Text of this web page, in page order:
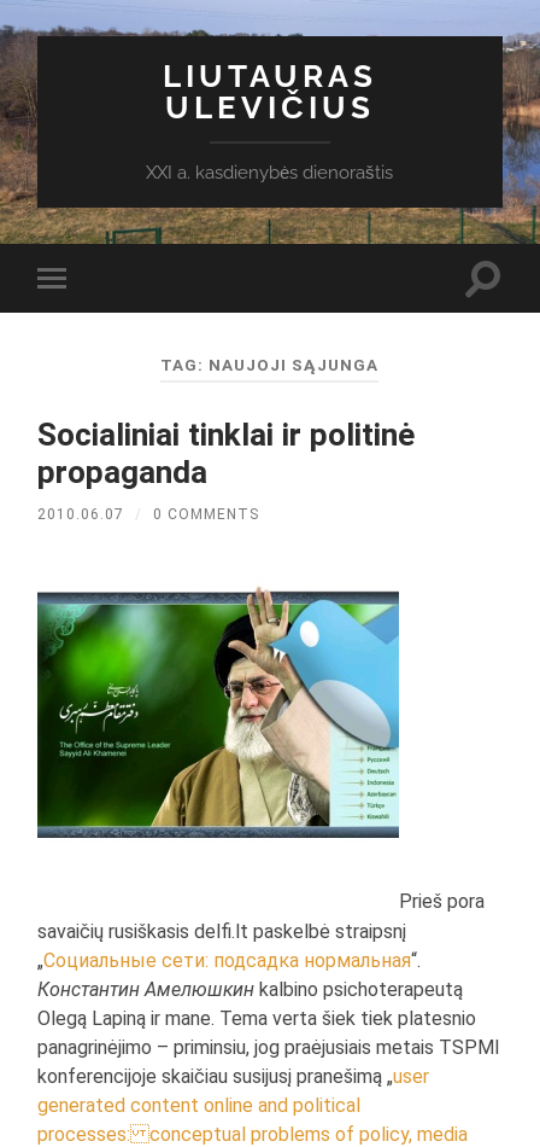
LIUTAURAS
ULEVIČIUS
XXI a. kasdienybės dienoraštis
Toggle
mobile
TAG: NAUJOJI SĄJUNGA
Socialiniai tinklai ir politinė
propaganda
2010.06.07 / 0 COMMENTS
Prieš pora
savaičių rusiškasis delfi.lt paskelbė straipsnį
„Социальные сети: подсадка нормальная“.
Константин Амелюшкин kalbino psichoterapeutą
Olegą Lapiną ir mane. Tema verta šiek tiek platesnio
panagrinėjimo – priminsiu, jog praėjusiais metais TSPMI
konferencijoje skaičiau susijusį pranešimą „user
generated content online and political
processes: conceptual problems of policy, media